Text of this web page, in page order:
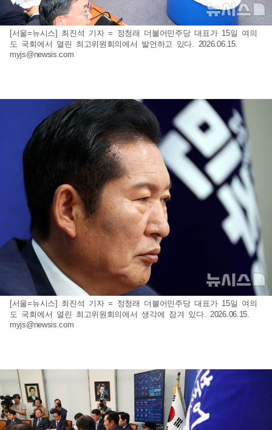
[서울=뉴시스] 최진석 기자 = 정청래 더불어민주당 대표가 15일 여의
도 국회에서 열린 최고위원회의에서 발언하고 있다. 2026.06.15.
myjs@newsis.com
[서울=뉴시스] 최진석 기자 = 정청래 더불어민주당 대표가 15일 여의
도 국회에서 열린 최고위원회의에서 생각에 잠겨 있다. 2026.06.15.
myjs@newsis.com